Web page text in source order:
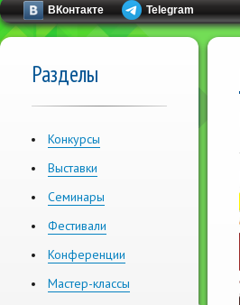
ВКонтакте Telegram
Разделы
Конкурсы
Выставки
Семинары
Фестивали
Конференции
Мастер-классы